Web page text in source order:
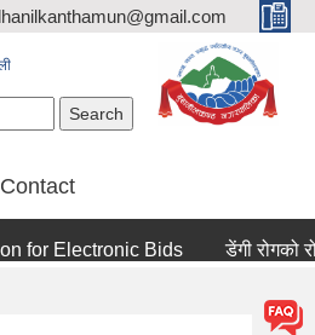
Contact
Electronic Bids डेंगी रोगको